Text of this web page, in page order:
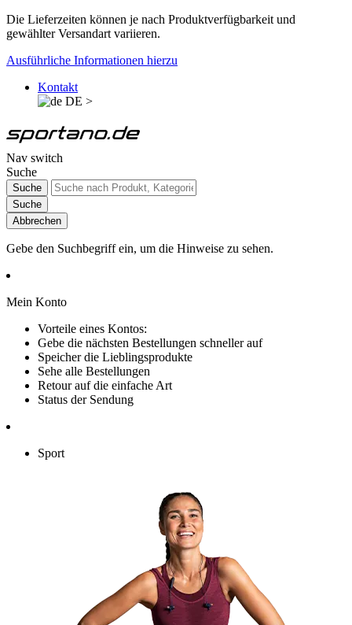
Die Lieferzeiten können je nach Produktverfügbarkeit und
gewählter Versandart variieren.
Ausführliche Informationen hierzu
Kontakt
DE >
Nav switch
Suche
Suche
Suche
Abbrechen
Gebe den Suchbegriff ein, um die Hinweise zu sehen.
Mein Konto
Vorteile eines Kontos:
Gebe die nächsten Bestellungen schneller auf
Speicher die Lieblingsprodukte
Sehe alle Bestellungen
Retour auf die einfache Art
Status der Sendung
Sport